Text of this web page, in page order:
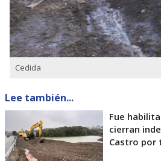
Cedida
Lee también...
Fue
cierran
Castro por